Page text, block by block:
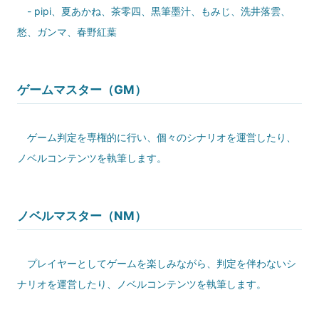
- pipi 夏あかね 茶零四 黒筆墨汁 もみじ 洗井落雲
愁
ガンマ 春野紅葉
ゲームマスター（GM）
ゲーム判定を専権的に行い、個々のシナリオを運営したり、
ノベルコンテンツを執筆します。
ノベルマスター（NM）
プレイヤーとしてゲームを楽しみながら、判定を伴わないシ
ナリオを運営したり、ノベルコンテンツを執筆します。